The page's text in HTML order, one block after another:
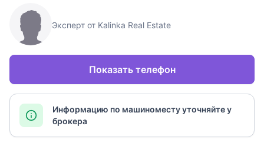
Эксперт от Kalinka Real Estate
Показать телефон
Информацию по машиноместу уточняйте у
брокера